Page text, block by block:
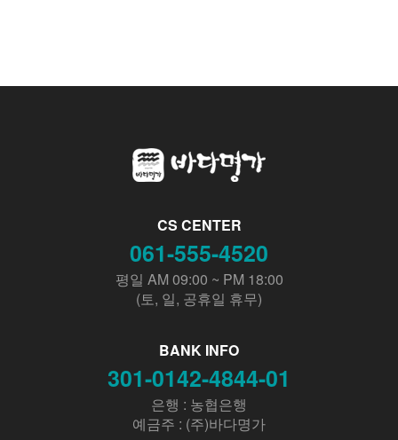
CS CENTER
061-555-4520
평일 AM 09:00 ~ PM 18:00
(토, 일, 공휴일 휴무)
BANK INFO
301-0142-4844-01
은행 : 농협은행
예금주 : (주)바다명가